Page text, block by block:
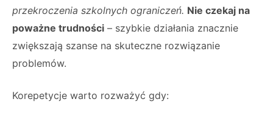
przekroczenia szkolnych ograniczeń. Nie czekaj na
poważne trudności – szybkie działania znacznie
zwiększają szanse na skuteczne rozwiązanie
problemów.
Korepetycje warto rozważyć gdy: